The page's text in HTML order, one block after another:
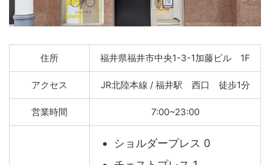
住所 福井県福井市中央1-3-1加藤ビル 1F
アクセス JR北陸本線 / 福井駅 西口 徒歩1分
営業時間 7:00~23:00
ショルダープレス 0